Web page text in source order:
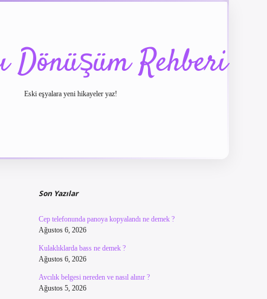
Dönüşüm Rehberi
Eski eşyalara yeni hikayeler yaz!
Son Yazılar
Cep telefonunda panoya kopyalandı ne demek ?
Ağustos 6, 2026
Kulaklıklarda bass ne demek ?
Ağustos 6, 2026
Avcılık belgesi nereden ve nasıl alınır ?
Ağustos 5, 2026